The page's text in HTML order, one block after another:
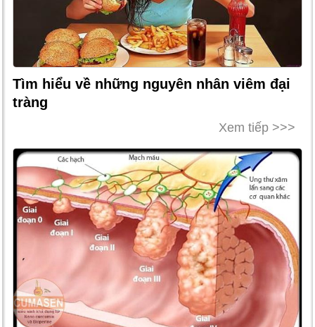
Tìm hiểu về những nguyên nhân viêm đại
tràng
Xem tiếp >>>